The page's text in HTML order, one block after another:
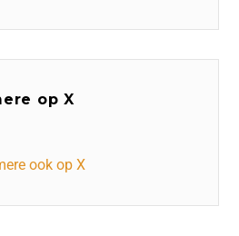
op X
ook op X